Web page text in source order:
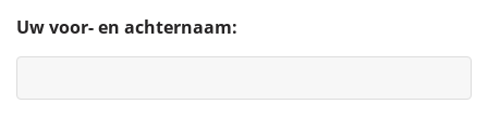
Uw voor- en achternaam: